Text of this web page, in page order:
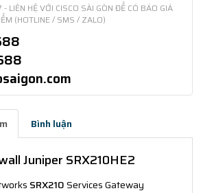
LIÊN HỆ VỚI CISCO SÀI GÒN ĐỂ CÓ BÁO GIÁ
(HOTLINE / SMS / ZALO)
Bình luận
Juniper SRX210HE2
SRX210Services Gateway